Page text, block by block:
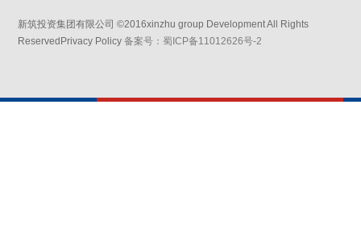
新筑投资集团有限公司 ©2016xinzhu group Development All Rights
ReservedPrivacy Policy备案号：蜀ICP备11012626号-2